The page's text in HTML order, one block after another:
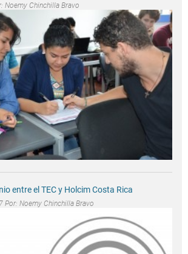
Noemy Chinchilla Bravo
entre el TEC y Holcim Costa Rica
Por: Noemy Chinchilla Bravo